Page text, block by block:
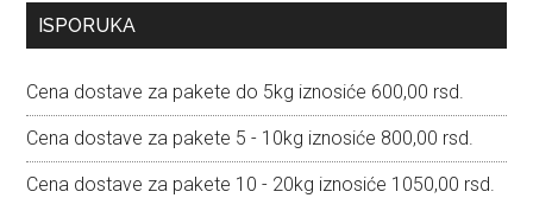
Primary
ISPORUKA
Cena dostave za pakete do 5kg iznosiće 600,00 rsd.
Cena dostave za pakete 5 - 10kg iznosiće 800,00 rsd.
Cena dostave za pakete 10 - 20kg iznosiće 1050,00 rsd.